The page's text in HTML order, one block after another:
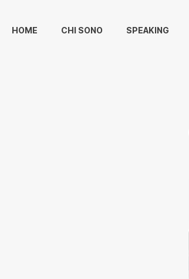
HOME CHI SONO SPEAKING